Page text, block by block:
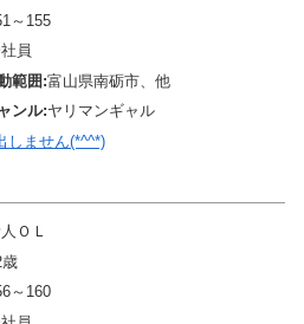
～155
員
範囲:富山県南砺市、他
ンル:ヤリマンギャル
しません(*^^*)
ＯＬ
歳
～160